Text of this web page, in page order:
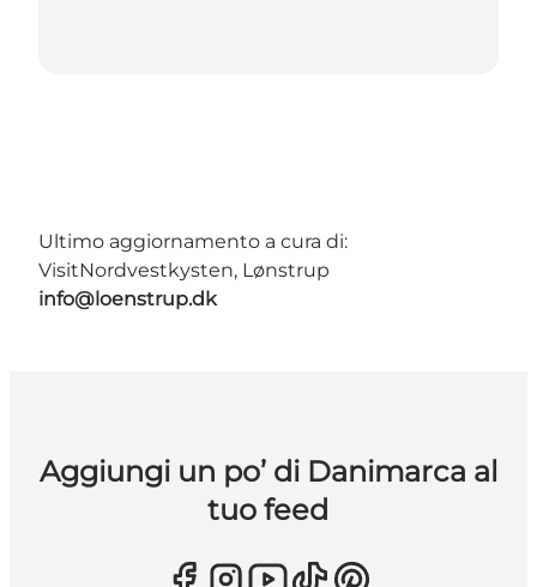
Ultimo aggiornamento a cura di:
VisitNordvestkysten, Lønstrup
info@loenstrup.dk
Aggiungi un po’ di Danimarca al
tuo feed